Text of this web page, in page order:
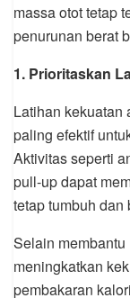
massa otot tetap
penurunan berat
1. Prioritaskan
Latihan kekuatan
paling efektif
Aktivitas seperti
pull-up dapat
tetap tumbuh dan
Selain
meningkatkan
pembakaran